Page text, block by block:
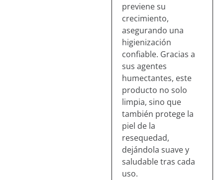
previene su
crecimiento,
asegurando una
higienización
confiable. Gracias a
sus agentes
humectantes, este
producto no solo
limpia, sino que
también protege la
piel de la
resequedad,
dejándola suave y
saludable tras cada
uso.